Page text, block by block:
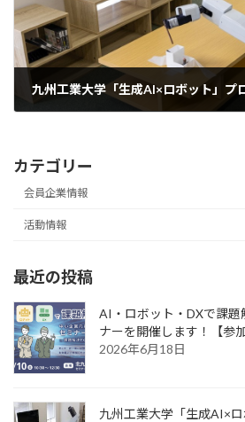
九州工業大学「生成AI×ロボット」プ
カテゴリー
会員企業情報
活動情報
最近の投稿
AI・ロボット・DXで課題
ナーを開催します！【参
2026年6月18日
九州工業大学「生成AI×